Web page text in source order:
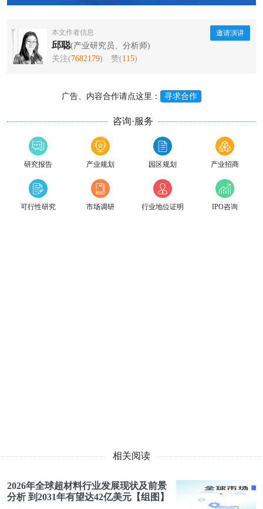
本文作者信息
邱聪(产业研究员、分析师)
关注(7682179) 赞(115)
邀请演讲
广告、内容合作请点这里： 寻求合作
咨询·服务
研究报告 产业规划 园区规划 产业招商
可行性研究 市场调研 行业地位证明 IPO咨询
相关阅读
2026年全球超材料行业发展现状及前景
分析 到2031年有望达42亿美元【组图】